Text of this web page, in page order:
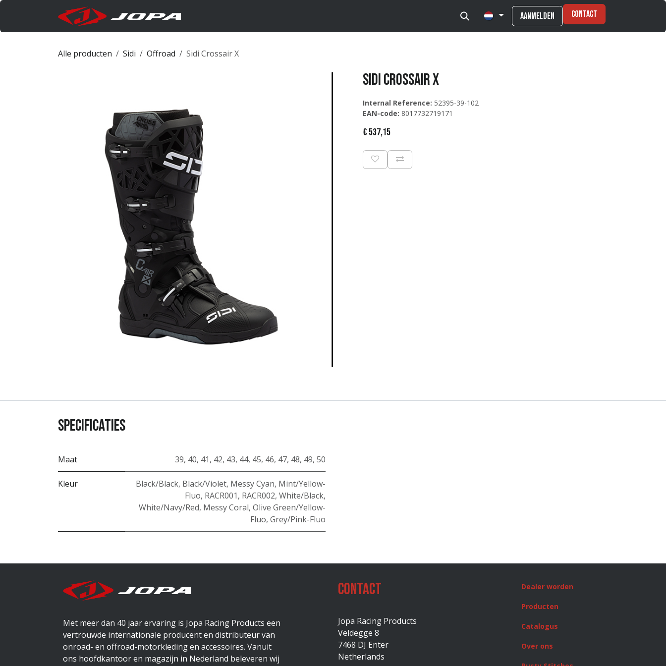
Overslaan naar inhoud
Aanmelden Contact
Alle producten Sidi Offroad Sidi Crossair X
Sidi Crossair X
Internal Reference: 52395-39-102
EAN-code: 8017732719171
€ 537,15
Specificaties
Maat 39, 40, 41, 42, 43, 44, 45, 46, 47, 48, 49, 50
Kleur Black/Black, Black/Violet, Messy Cyan, Mint/Yellow-
Fluo, RACR001, RACR002, White/Black,
White/Navy/Red, Messy Coral, Olive Green/Yellow-
Fluo, Grey/Pink-Fluo
Met meer dan 40 jaar ervaring is Jopa Racing Products een
vertrouwde internationale producent en distributeur van
onroad- en offroad-motorkleding en accessoires. Vanuit
ons hoofdkantoor en magazijn in Nederland beleveren wij
Contact
Jopa Racing Products
Veldegge 8
7468 DJ Enter
Netherlands
Dealer worden
Producten
Catalogus
Over ons